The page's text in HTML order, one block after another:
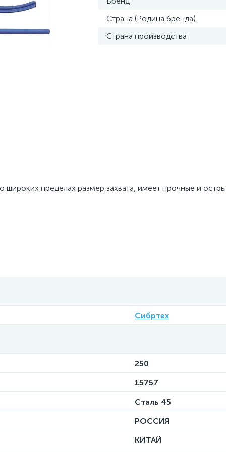
Страна (Родина бренда)
Страна производства
широких пределах размер захвата, имеет прочные и
Сибртех
250
15757
Сталь 45
РОССИЯ
КИТАЙ